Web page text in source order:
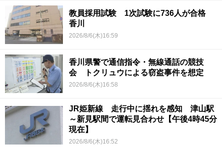
教員採用試験 1次試験に736人が合格
香川
2026/8/6(木)16:59
香川県警で通信指令・無線通話の競技
会 トクリュウによる窃盗事件を想定
2026/8/6(木)16:58
JR姫新線 走行中に揺れを感知 津山駅
～新見駅間で運転見合わせ【午後4時45分
現在】
2026/8/6(木)16:52